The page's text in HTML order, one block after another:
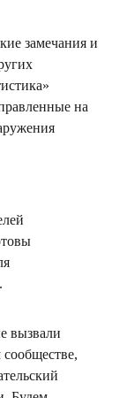
замечания и
на
вызвали